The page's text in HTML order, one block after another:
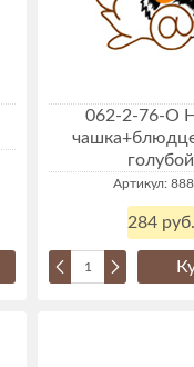
062-2-76-O
голубой
Артикул:
284 руб.